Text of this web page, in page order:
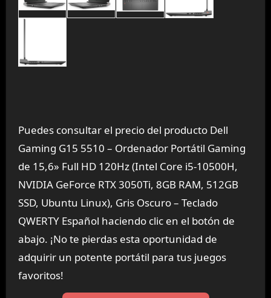
Puedes consultar el precio del producto Dell
Gaming G15 5510 – Ordenador Portátil Gaming
de 15,6» Full HD 120Hz (Intel Core i5-10500H,
NVIDIA GeForce RTX 3050Ti, 8GB RAM, 512GB
SSD, Ubuntu Linux), Gris Oscuro – Teclado
QWERTY Español haciendo clic en el botón de
abajo. ¡No te pierdas esta oportunidad de
adquirir un potente portátil para tus juegos
favoritos!